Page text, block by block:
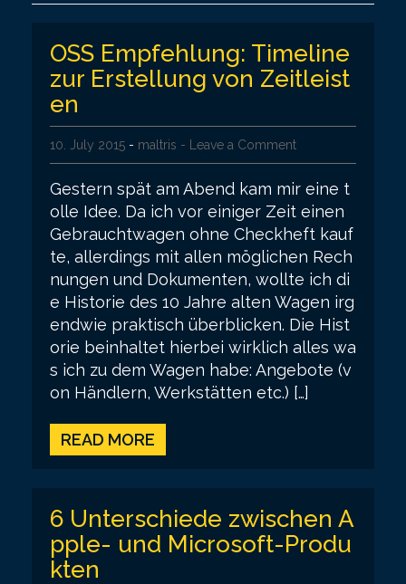
OSS Empfehlung: Timeline
zur Erstellung von Zeitleist
en
10. July 2015 - maltris - Leave a Comment
Gestern spät am Abend kam mir eine t
olle Idee. Da ich vor einiger Zeit einen
Gebrauchtwagen ohne Checkheft kauf
te, allerdings mit allen möglichen Rech
nungen und Dokumenten, wollte ich di
e Historie des 10 Jahre alten Wagen irg
endwie praktisch überblicken. Die Hist
orie beinhaltet hierbei wirklich alles wa
s ich zu dem Wagen habe: Angebote (v
on Händlern, Werkstätten etc.) […]
READ MORE
6 Unterschiede zwischen A
pple- und Microsoft-Produ
kten